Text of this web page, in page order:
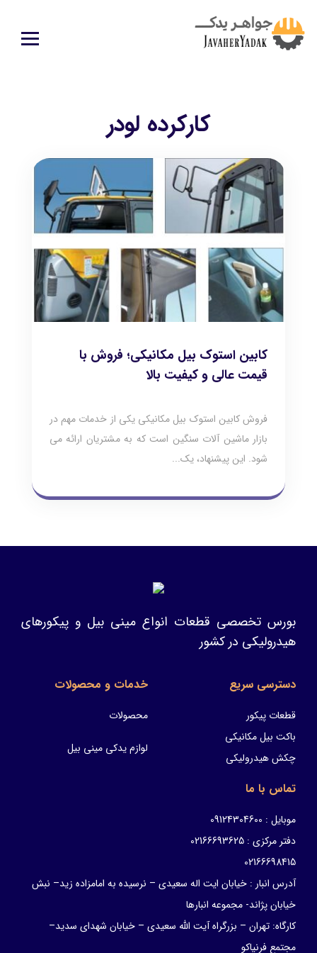
کارکرده لودر
کابین استوک بیل مکانیکی؛ فروش با
قیمت عالی و کیفیت بالا
فروش کابین استوک بیل مکانیکی یکی از خدمات مهم در
بازار ماشین‌ آلات سنگین است که به مشتریان ارائه می‌
شود. این پیشنهاد، یک...
بورس تخصصی قطعات انواع مینی بیل و پیکورهای
هیدرولیکی در کشور
دسترسی سریع
قطعات پیکور
باکت بیل مکانیکی
چکش هیدرولیکی
خدمات و محصولات
محصولات
لوازم یدکی مینی بیل
تماس با ما
موبایل : 09124304600
دفتر مرکزی : 02166693625
02166698415
آدرس انبار : خیابان ایت اله سعیدی – نرسیده به امامزاده زید– نبش
خیابان پژاند- مجموعه انبارها
کارگاه: تهران – بزرگراه آیت الله سعیدی – خیابان شهدای سدید–
مجتمع فرنیاکو